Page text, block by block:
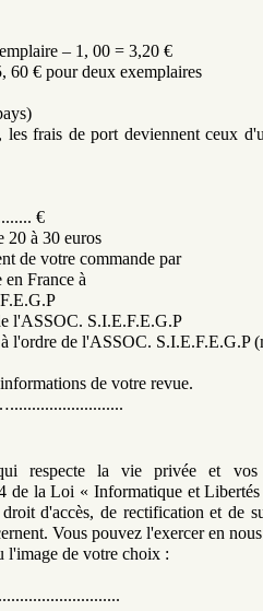
– 1, 00 = 3,20 €
60 € pour deux exemplaires
frais de port deviennent ceux
€
20 à 30 euros
de votre commande par
en France à
l'ASSOC. S.I.E.F.E.G.P
l'ordre de l'ASSOC. S.I.E.F.E.G.P
de votre revue.
respecte la vie privée et vos
de la Loi « Informatique et
d'accès, de rectification et de
Vous pouvez l'exercer en
l'image de votre choix :